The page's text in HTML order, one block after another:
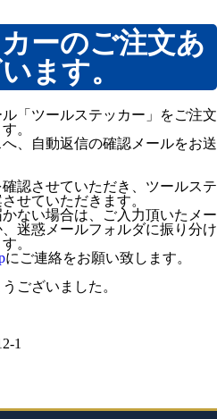
ステッカー・バッテリー』
ー）用 社名ラベルステッカ
TAD：TENSYU AISATSU
ーのご注文あ
ます。
「ツールステッカー」をご注文
。
、自動返信の確認メールをお送
認させていただき、ツールステ
せていただきます。
ない場合は、ご入力頂いたメー
迷惑メールフォルダに振り分け
。
にご連絡をお願い致します。
ございました。
1